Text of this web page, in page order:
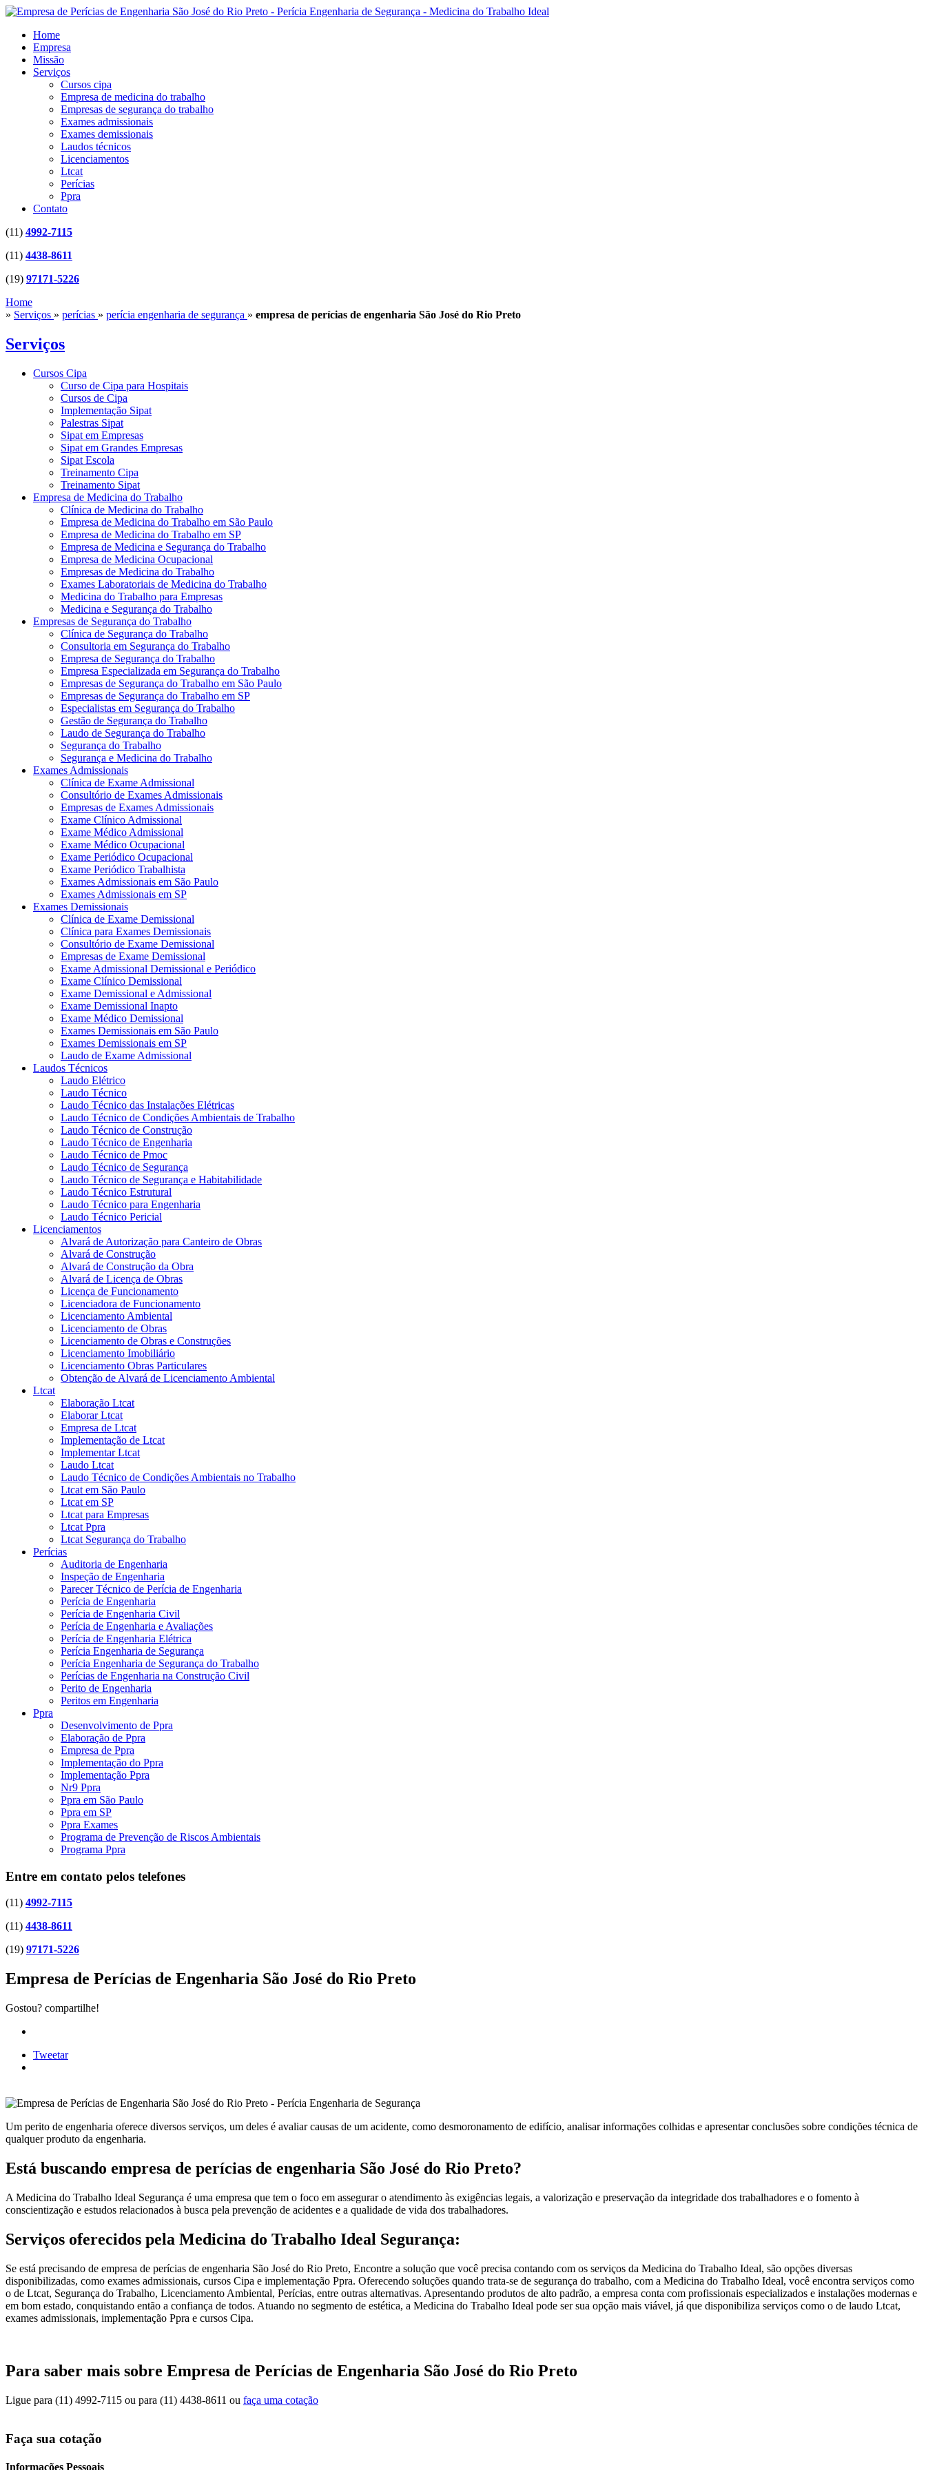
Home
Empresa
Missão
Serviços
Cursos cipa
Empresa de medicina do trabalho
Empresas de segurança do trabalho
Exames admissionais
Exames demissionais
Laudos técnicos
Licenciamentos
Ltcat
Perícias
Ppra
Contato
(11) 4992-7115
(11) 4438-8611
(19) 97171-5226
Home
» Serviços » perícias » perícia engenharia de segurança » empresa de perícias de engenharia São José do Rio Preto
Serviços
Cursos Cipa
Curso de Cipa para Hospitais
Cursos de Cipa
Implementação Sipat
Palestras Sipat
Sipat em Empresas
Sipat em Grandes Empresas
Sipat Escola
Treinamento Cipa
Treinamento Sipat
Empresa de Medicina do Trabalho
Clínica de Medicina do Trabalho
Empresa de Medicina do Trabalho em São Paulo
Empresa de Medicina do Trabalho em SP
Empresa de Medicina e Segurança do Trabalho
Empresa de Medicina Ocupacional
Empresas de Medicina do Trabalho
Exames Laboratoriais de Medicina do Trabalho
Medicina do Trabalho para Empresas
Medicina e Segurança do Trabalho
Empresas de Segurança do Trabalho
Clínica de Segurança do Trabalho
Consultoria em Segurança do Trabalho
Empresa de Segurança do Trabalho
Empresa Especializada em Segurança do Trabalho
Empresas de Segurança do Trabalho em São Paulo
Empresas de Segurança do Trabalho em SP
Especialistas em Segurança do Trabalho
Gestão de Segurança do Trabalho
Laudo de Segurança do Trabalho
Segurança do Trabalho
Segurança e Medicina do Trabalho
Exames Admissionais
Clínica de Exame Admissional
Consultório de Exames Admissionais
Empresas de Exames Admissionais
Exame Clínico Admissional
Exame Médico Admissional
Exame Médico Ocupacional
Exame Periódico Ocupacional
Exame Periódico Trabalhista
Exames Admissionais em São Paulo
Exames Admissionais em SP
Exames Demissionais
Clínica de Exame Demissional
Clínica para Exames Demissionais
Consultório de Exame Demissional
Empresas de Exame Demissional
Exame Admissional Demissional e Periódico
Exame Clínico Demissional
Exame Demissional e Admissional
Exame Demissional Inapto
Exame Médico Demissional
Exames Demissionais em São Paulo
Exames Demissionais em SP
Laudo de Exame Admissional
Laudos Técnicos
Laudo Elétrico
Laudo Técnico
Laudo Técnico das Instalações Elétricas
Laudo Técnico de Condições Ambientais de Trabalho
Laudo Técnico de Construção
Laudo Técnico de Engenharia
Laudo Técnico de Pmoc
Laudo Técnico de Segurança
Laudo Técnico de Segurança e Habitabilidade
Laudo Técnico Estrutural
Laudo Técnico para Engenharia
Laudo Técnico Pericial
Licenciamentos
Alvará de Autorização para Canteiro de Obras
Alvará de Construção
Alvará de Construção da Obra
Alvará de Licença de Obras
Licença de Funcionamento
Licenciadora de Funcionamento
Licenciamento Ambiental
Licenciamento de Obras
Licenciamento de Obras e Construções
Licenciamento Imobiliário
Licenciamento Obras Particulares
Obtenção de Alvará de Licenciamento Ambiental
Ltcat
Elaboração Ltcat
Elaborar Ltcat
Empresa de Ltcat
Implementação de Ltcat
Implementar Ltcat
Laudo Ltcat
Laudo Técnico de Condições Ambientais no Trabalho
Ltcat em São Paulo
Ltcat em SP
Ltcat para Empresas
Ltcat Ppra
Ltcat Segurança do Trabalho
Perícias
Auditoria de Engenharia
Inspeção de Engenharia
Parecer Técnico de Perícia de Engenharia
Perícia de Engenharia
Perícia de Engenharia Civil
Perícia de Engenharia e Avaliações
Perícia de Engenharia Elétrica
Perícia Engenharia de Segurança
Perícia Engenharia de Segurança do Trabalho
Perícias de Engenharia na Construção Civil
Perito de Engenharia
Peritos em Engenharia
Ppra
Desenvolvimento de Ppra
Elaboração de Ppra
Empresa de Ppra
Implementação do Ppra
Implementação Ppra
Nr9 Ppra
Ppra em São Paulo
Ppra em SP
Ppra Exames
Programa de Prevenção de Riscos Ambientais
Programa Ppra
Entre em contato pelos telefones
(11) 4992-7115
(11) 4438-8611
(19) 97171-5226
Empresa de Perícias de Engenharia São José do Rio Preto
Gostou? compartilhe!
Tweetar
Um perito de engenharia oferece diversos serviços, um deles é avaliar causas de um acidente, como desmoronamento de edifício, analisar informações colhidas e apresentar conclusões sobre condições técnica de
qualquer produto da engenharia.
Está buscando empresa de perícias de engenharia São José do Rio Preto?
A Medicina do Trabalho Ideal Segurança é uma empresa que tem o foco em assegurar o atendimento às exigências legais, a valorização e preservação da integridade dos trabalhadores e o fomento à
conscientização e estudos relacionados à busca pela prevenção de acidentes e a qualidade de vida dos trabalhadores.
Serviços oferecidos pela Medicina do Trabalho Ideal Segurança:
Se está precisando de empresa de perícias de engenharia São José do Rio Preto, Encontre a solução que você precisa contando com os serviços da Medicina do Trabalho Ideal, são opções diversas
disponibilizadas, como exames admissionais, cursos Cipa e implementação Ppra. Oferecendo soluções quando trata-se de segurança do trabalho, com a Medicina do Trabalho Ideal, você encontra serviços como
o de Ltcat, Segurança do Trabalho, Licenciamento Ambiental, Perícias, entre outras alternativas. Apresentando produtos de alto padrão, a empresa conta com profissionais especializados e instalações modernas e
em bom estado, conquistando então a confiança de todos. Atuando no segmento de estética, a Medicina do Trabalho Ideal pode ser sua opção mais viável, já que disponibiliza serviços como o de laudo Ltcat,
exames admissionais, implementação Ppra e cursos Cipa.
Para saber mais sobre Empresa de Perícias de Engenharia São José do Rio Preto
Ligue para (11) 4992-7115 ou para (11) 4438-8611 ou faça uma cotação
Faça sua cotação
Informações Pessoais